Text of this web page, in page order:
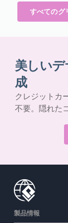
すべてのグ
美しい
成
クレジットカ
不要。隠れた
製品情報